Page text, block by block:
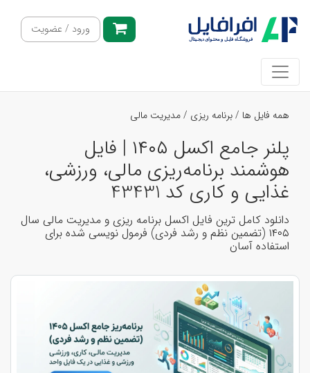
ورود / عضویت
همه فایل ها /برنامه ریزی /مدیریت مالی
پلنر جامع اکسل ۱۴۰۵ | فایل
هوشمند برنامه‌ریزی مالی، ورزشی،
غذایی و کاری کد 43431
دانلود کامل ترین فایل اکسل برنامه ریزی و مدیریت مالی سال
۱۴۰۵ (تضمین نظم و رشد فردی) فرمول نویسی شده برای
استفاده آسان